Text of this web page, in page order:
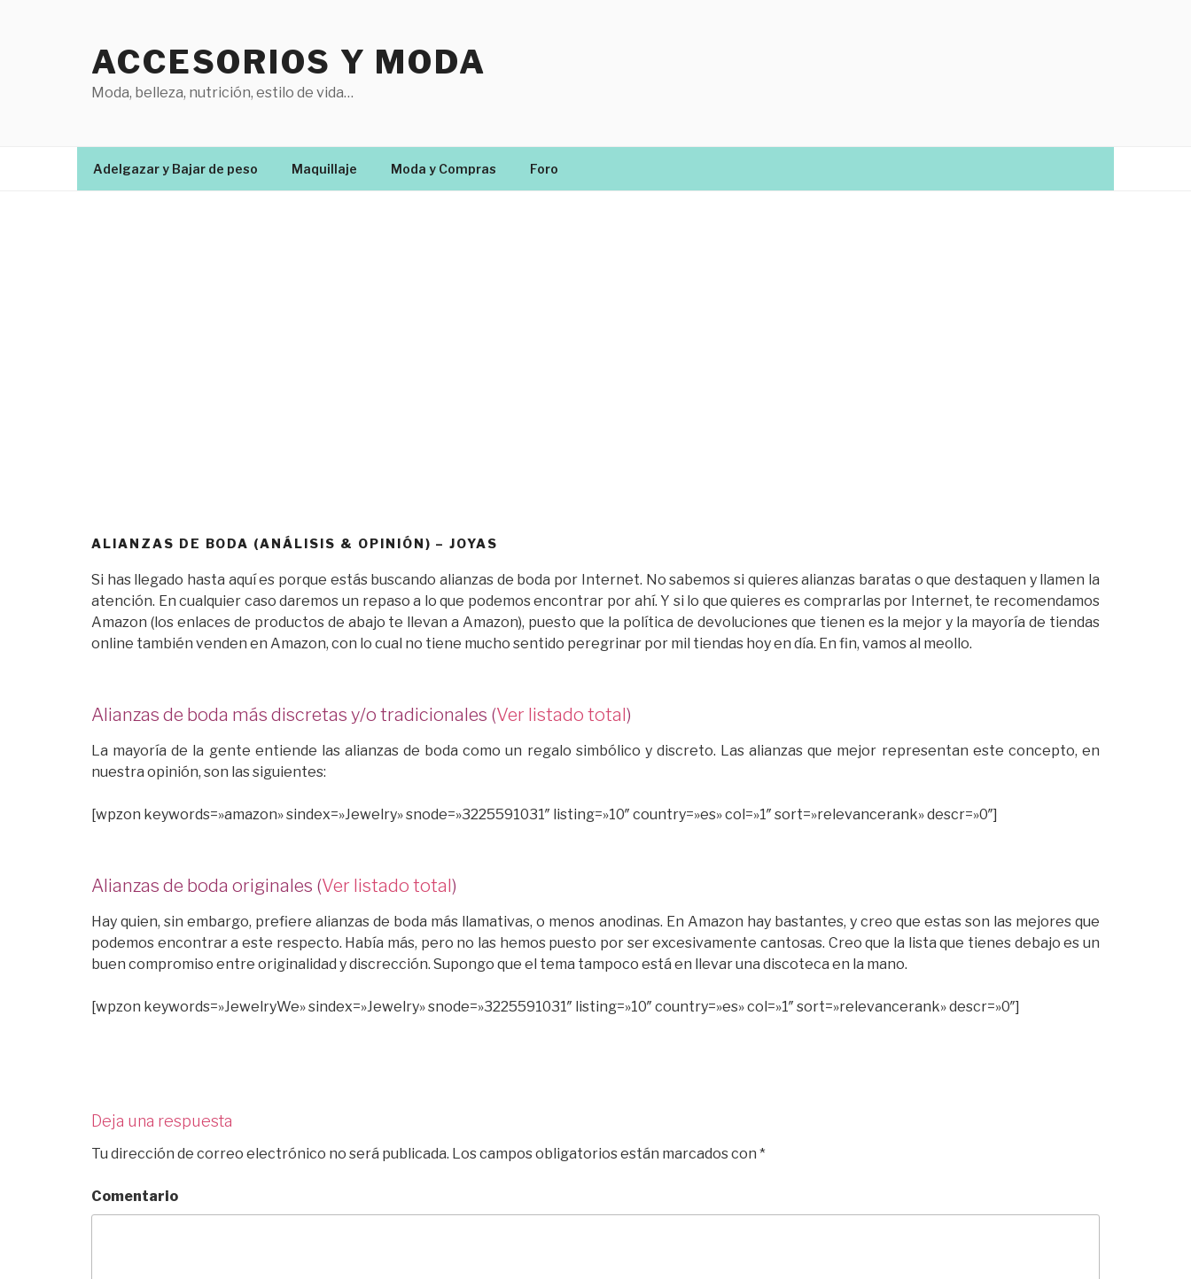
ACCESORIOS Y MODA
Moda, belleza, nutrición, estilo de vida…
Adelgazar y Bajar de peso Maquillaje Moda y Compras Foro
ALIANZAS DE BODA (ANÁLISIS & OPINIÓN) – JOYAS
Si has llegado hasta aquí es porque estás buscando alianzas de boda por Internet. No sabemos si quieres alianzas baratas o que destaquen y llamen la
atención. En cualquier caso daremos un repaso a lo que podemos encontrar por ahí. Y si lo que quieres es comprarlas por Internet, te recomendamos
Amazon (los enlaces de productos de abajo te llevan a Amazon), puesto que la política de devoluciones que tienen es la mejor y la mayoría de tiendas
online también venden en Amazon, con lo cual no tiene mucho sentido peregrinar por mil tiendas hoy en día. En fin, vamos al meollo.
Alianzas de boda más discretas y/o tradicionales (Ver listado total)
La mayoría de la gente entiende las alianzas de boda como un regalo simbólico y discreto. Las alianzas que mejor representan este concepto, en
nuestra opinión, son las siguientes:
[wpzon keywords=»amazon» sindex=»Jewelry» snode=»3225591031″ listing=»10″ country=»es» col=»1″ sort=»relevancerank» descr=»0″]
Alianzas de boda originales (Ver listado total)
Hay quien, sin embargo, prefiere alianzas de boda más llamativas, o menos anodinas. En Amazon hay bastantes, y creo que estas son las mejores que
podemos encontrar a este respecto. Había más, pero no las hemos puesto por ser excesivamente cantosas. Creo que la lista que tienes debajo es un
buen compromiso entre originalidad y discrección. Supongo que el tema tampoco está en llevar una discoteca en la mano.
[wpzon keywords=»JewelryWe» sindex=»Jewelry» snode=»3225591031″ listing=»10″ country=»es» col=»1″ sort=»relevancerank» descr=»0″]
Deja una respuesta
Tu dirección de correo electrónico no será publicada. Los campos obligatorios están marcados con *
Comentario